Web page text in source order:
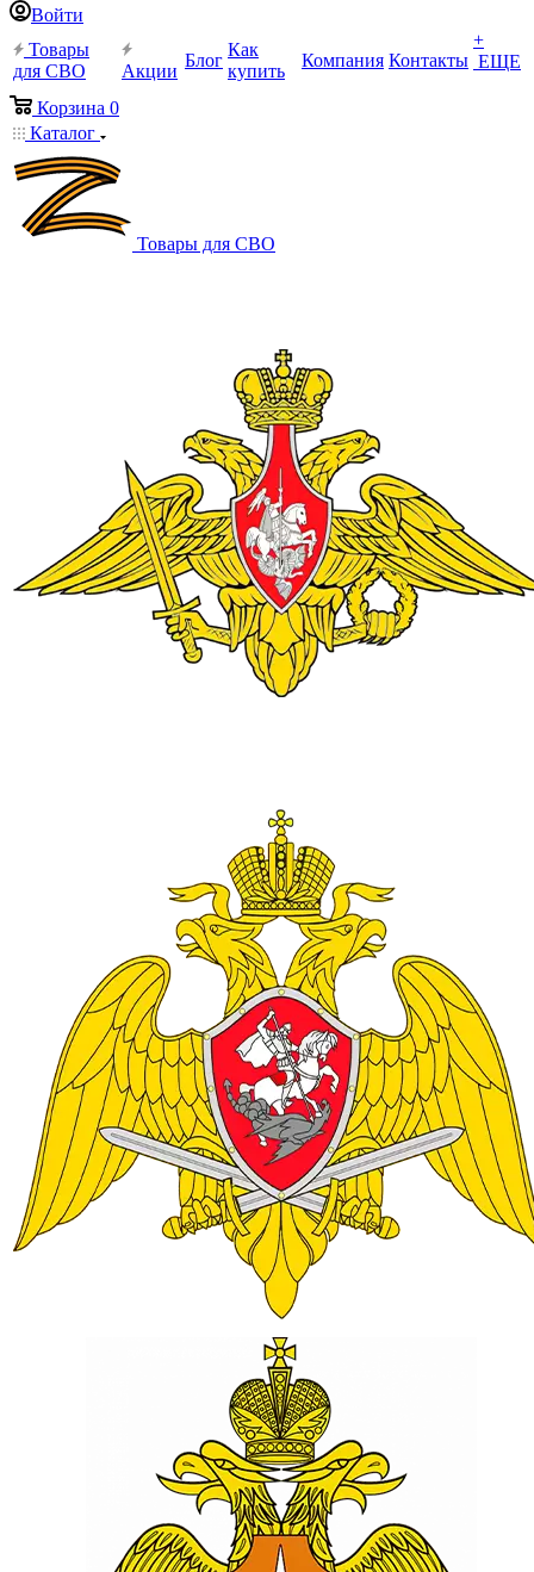
Войти
Товары
для СВО
Акции
Блог
Как
купить
Компания Контакты
+
ЕЩЕ
Корзина 0
Каталог
Товары для СВО